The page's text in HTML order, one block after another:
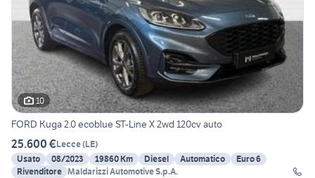
10
FORD Kuga 2.0 ecoblue ST-Line X 2wd 120cv auto
25.600 €Lecce(LE)
Usato
08/2023 19860 Km Diesel Automatico
Euro 6
Rivenditore Maldarizzi Automotive S.p.A.